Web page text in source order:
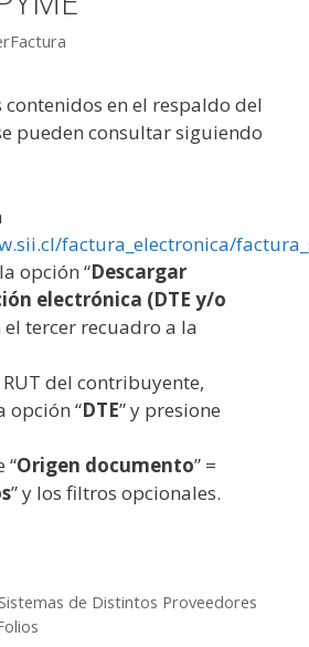
contenidos en el respaldo del
pueden consultar siguiendo
factura_electronica/
opción “Descargar
electrónica (DTE y/o
el tercer recuadro a la
del contribuyente,
opción “DTE” y presione
“Origen documento” =
” y los filtros opcionales.
de Distintos Proveedores